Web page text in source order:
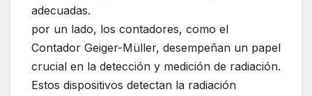
adecuadas.
por un lado, los contadores, como el
Contador Geiger-Müller, desempeñan un papel
crucial en la detección y medición de radiación.
Estos dispositivos detectan la radiación